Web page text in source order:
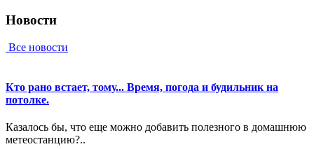
Новости
Все новости
Кто рано встает, тому... Время, погода и будильник на
потолке.
Казалось бы, что еще можно добавить полезного в домашнюю
метеостанцию?..